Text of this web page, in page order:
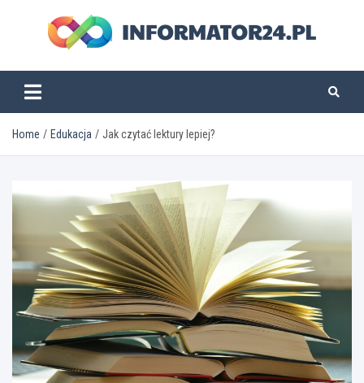
informator24.pl
Home Edukacja Jak czytać lektury lepiej?